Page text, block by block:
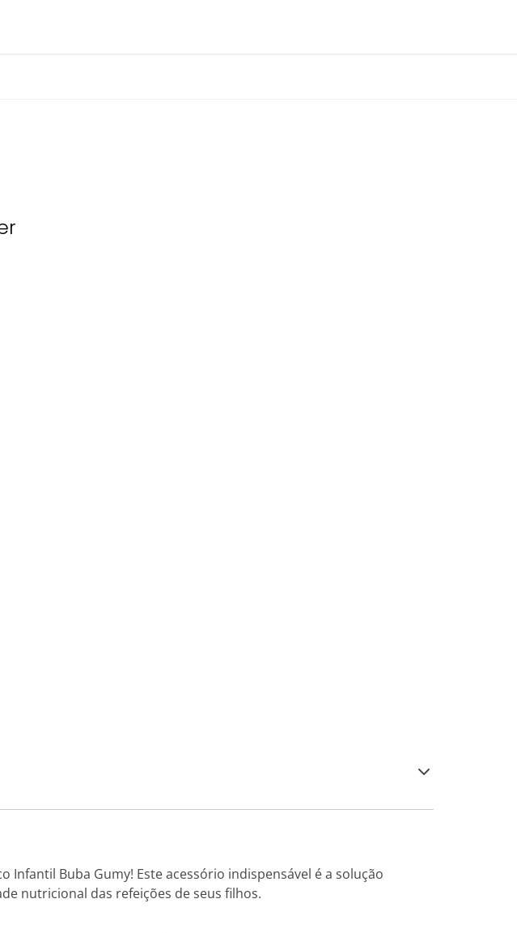
Buba Gumy! Este acessório indispensável é a solução
nutricional das refeições de seus filhos.